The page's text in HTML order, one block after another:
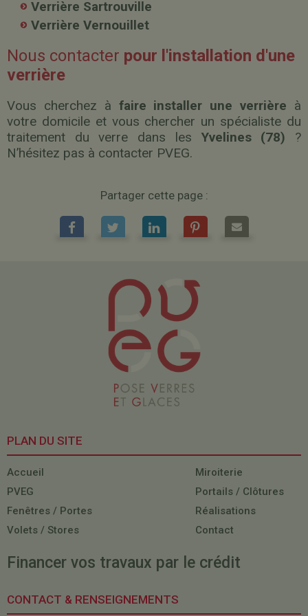
Verrière Sartrouville
Verrière Vernouillet
Nous contacter pour l'installation d'une
verrière
Vous cherchez à faire installer une verrière à
votre domicile et vous chercher un spécialiste du
traitement du verre dans les Yvelines (78) ?
N’hésitez pas à contacter PVEG.
Partager cette page :
PLAN DU SITE
Accueil
PVEG
Fenêtres / Portes
Volets / Stores
Miroiterie
Portails / Clôtures
Réalisations
Contact
Financer vos travaux par le crédit
CONTACT & RENSEIGNEMENTS